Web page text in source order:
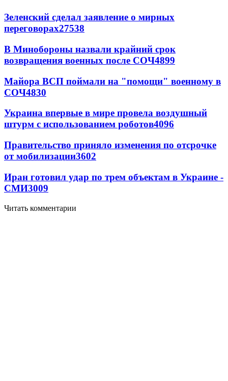
Зеленский сделал заявление о мирных
переговорах27538
В Минобороны назвали крайний срок
возвращения военных после СОЧ4899
Майора ВСП поймали на "помощи" военному в
СОЧ4830
Украина впервые в мире провела воздушный
штурм с использованием роботов4096
Правительство приняло изменения по отсрочке
от мобилизации3602
Иран готовил удар по трем объектам в Украине -
СМИ3009
Читать комментарии